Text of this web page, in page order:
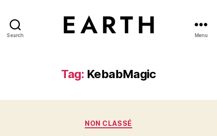
Search Menu
Tag: KebabMagic
Categories
NON CLASSÉ